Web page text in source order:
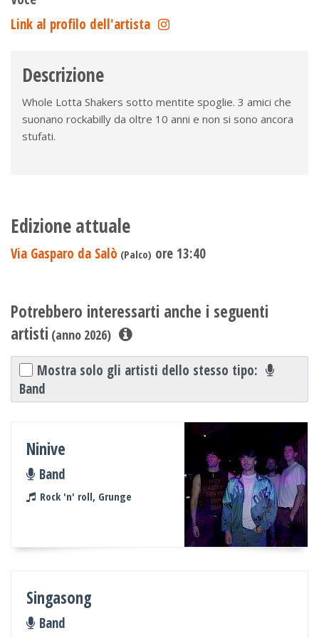
Link al profilo dell'artista
Descrizione
Whole Lotta Shakers sotto mentite spoglie. 3 amici che
suonano rockabilly da oltre 10 anni e non si sono ancora
stufati.
Edizione attuale
Via Gasparo da Salò (Palco) ore 13:40
Potrebbero interessarti anche i seguenti
artisti (anno 2026)
Mostra solo gli artisti dello stesso tipo:
Band
Ninive
Band
Rock 'n' roll, Grunge
Singasong
Band